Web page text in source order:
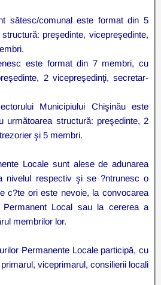
sătesc/comunal este format din 5
preşedinte, vicepreşedinte,
este format din 7 membri, cu
2 vicepreşedinţi, secretar-
Municipiului Chişinău este
următoarea structură: preşedinte, 2
şi 5 membri.
Locale sunt alese de adunarea
nivelul respectiv şi se ?ntrunesc o
c?te ori este nevoie, la convocarea
Permanent Local sau la cererea a
membrilor lor.
Permanente Locale participă, cu
viceprimarul, consilierii locali